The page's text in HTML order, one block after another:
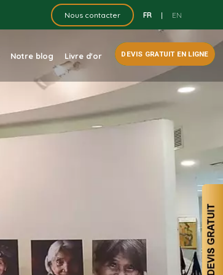
Nous contacter FR | EN
Notre blog Livre d'or DEVIS GRATUIT EN LIGNE